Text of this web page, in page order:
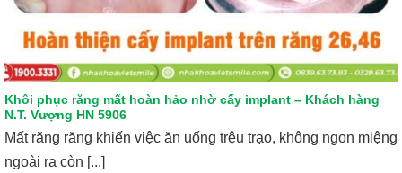
Khôi phục răng mất hoàn hảo nhờ cấy implant – Khách hàng
N.T. Vượng HN 5906
Mất răng răng khiến việc ăn uống trệu trạo, không ngon miệng
ngoài ra còn [...]